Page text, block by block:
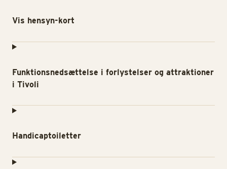
Vis hensyn-kort
Funktionsnedsættelse i forlystelser og attraktioner
i Tivoli
Handicaptoiletter